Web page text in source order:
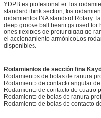
YDPB es profesional en los
standard think section, los
rodamientos INA standard Rotary
deep groove ball bearings used for
ones flexibles de profundidad de
el accionamiento armónicoLos
disponibles.
Rodamientos de sección fina
Rodamientos de bolas de ranura
Rodamiento de contacto angular
Rodamiento de contacto de cuatro
Rodamiento de bolas de ranura
Rodamiento de bolas de contacto